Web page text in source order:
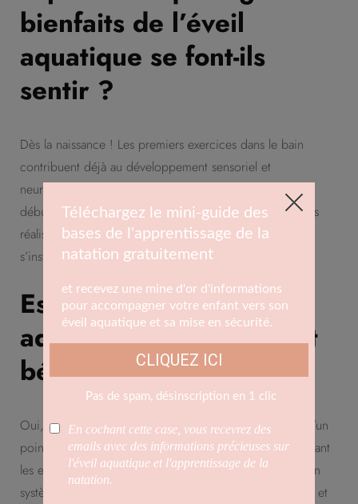
bienfaits de l’éveil
aquatique se font-ils
sentir ?
Dès la naissance ! Les premiers exercices dans le bain
contribuent déjà au développement sensoriel et
neurologique de bébé. Les séances en piscine peuvent
débuter à partir de 4 mois, une fois les premiers vaccins
réalisés. Plus tôt vous commencez, plus les bénéfices
s’installent naturellement et durablement.
Est-ce que l’éveil
aquatique aide vraiment
bébé à mieux dormir ?
Oui, et pas seulement parce que la séance le fatigue. D’un
point de vue neurologique, les connexions créées pendant
les exercices aquatiques aident bébé à mieux réguler son
système nerveux, ce qui favorise un sommeil plus calme et